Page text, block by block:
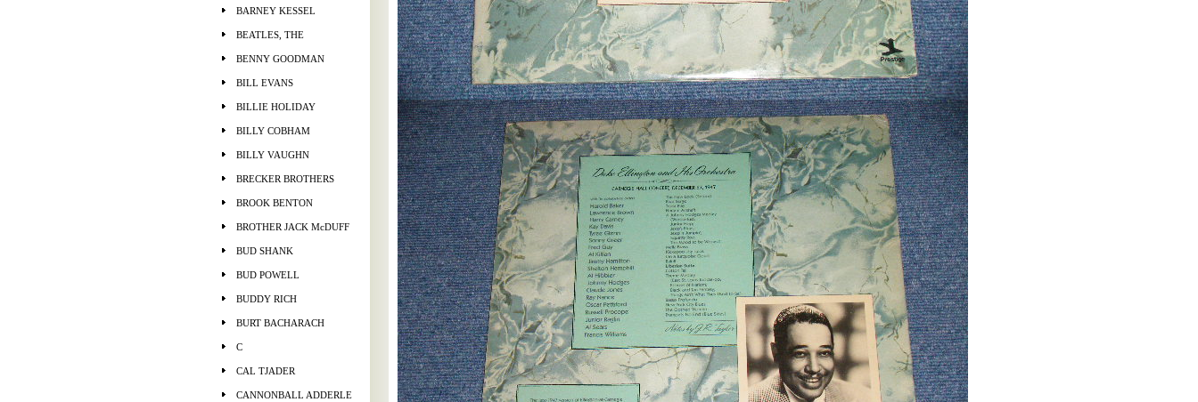
BARNEY KESSEL
BEATLES, THE
BENNY GOODMAN
BILL EVANS
BILLIE HOLIDAY
BILLY COBHAM
BILLY VAUGHN
BRECKER BROTHERS
BROOK BENTON
BROTHER JACK McDUFF
BUD SHANK
BUD POWELL
BUDDY RICH
BURT BACHARACH
C
CAL TJADER
CANNONBALL ADDERLE